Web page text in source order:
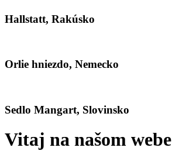
Hallstatt, Rakúsko
Orlie hniezdo, Nemecko
Sedlo Mangart, Slovinsko
Vitaj na našom webe